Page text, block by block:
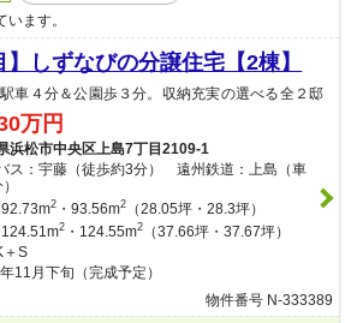
ます。
】しずなびの分譲住宅【2棟】
車４分＆公園歩３分。収納充実の選べる全２邸
万円
浜松市中央区上島7丁目2109-1
ス：宇藤（徒歩約3分） 遠州鉄道：上島（車
92.73m2・93.56m2（28.05坪・28.3坪）
124.51m2・124.55m2（37.66坪・37.67坪）
＋S
11月下旬（完成予定）
物件番号 N-333389